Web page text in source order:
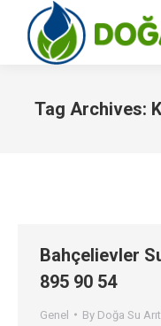
Tag Archives:
Bahçelievler
895 90 54
Genel By Doğa Su